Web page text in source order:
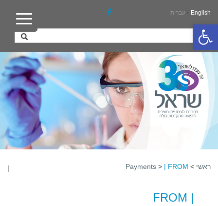
פתח סרגל נגישות
English
/ עברית
ראשי >
Payments > | FROM
|
| FROM